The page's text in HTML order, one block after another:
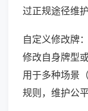
过正规途径维
自定义修改牌
修改自身牌型
用于多种场景
规则，维护公平